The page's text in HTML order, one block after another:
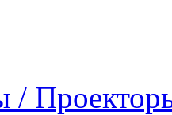
/